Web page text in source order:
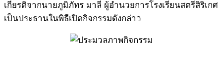
เกียรติจากนายภูมิภัทร มาลี ผู้อำนวยการโรงเรียนสตรีสิริเกศ
เป็นประธานในพิธีเปิดกิจกรรมดังกล่าว